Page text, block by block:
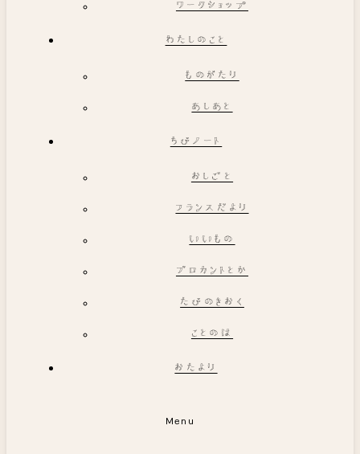
ワークショップ
わたしのこと
ものがたり
あしあと
ちびノート
おしごと
フランスだより
いいもの
ブロカントとか
たびのきおく
ことのは
おたより
Menu